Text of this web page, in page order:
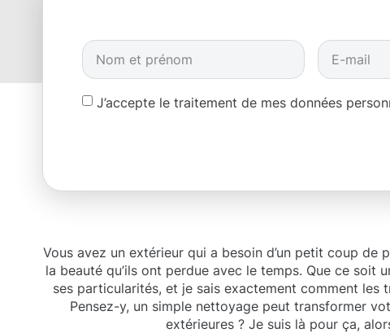
J’accepte le traitement de mes données
Vous avez un extérieur qui a besoin d’un petit coup de
la beauté qu’ils ont perdue avec le temps. Que ce soit
ses particularités, et je sais exactement comment
Pensez-y, un simple nettoyage peut transformer
extérieures ? Je suis là pour ça,